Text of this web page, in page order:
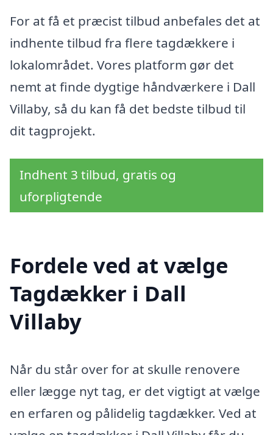
For at få et præcist tilbud anbefales det at
indhente tilbud fra flere tagdækkere i
lokalområdet. Vores platform gør det
nemt at finde dygtige håndværkere i Dall
Villaby, så du kan få det bedste tilbud til
dit tagprojekt.
Indhent 3 tilbud, gratis og
uforpligtende
Fordele ved at vælge
Tagdækker i Dall
Villaby
Når du står over for at skulle renovere
eller lægge nyt tag, er det vigtigt at vælge
en erfaren og pålidelig tagdækker. Ved at